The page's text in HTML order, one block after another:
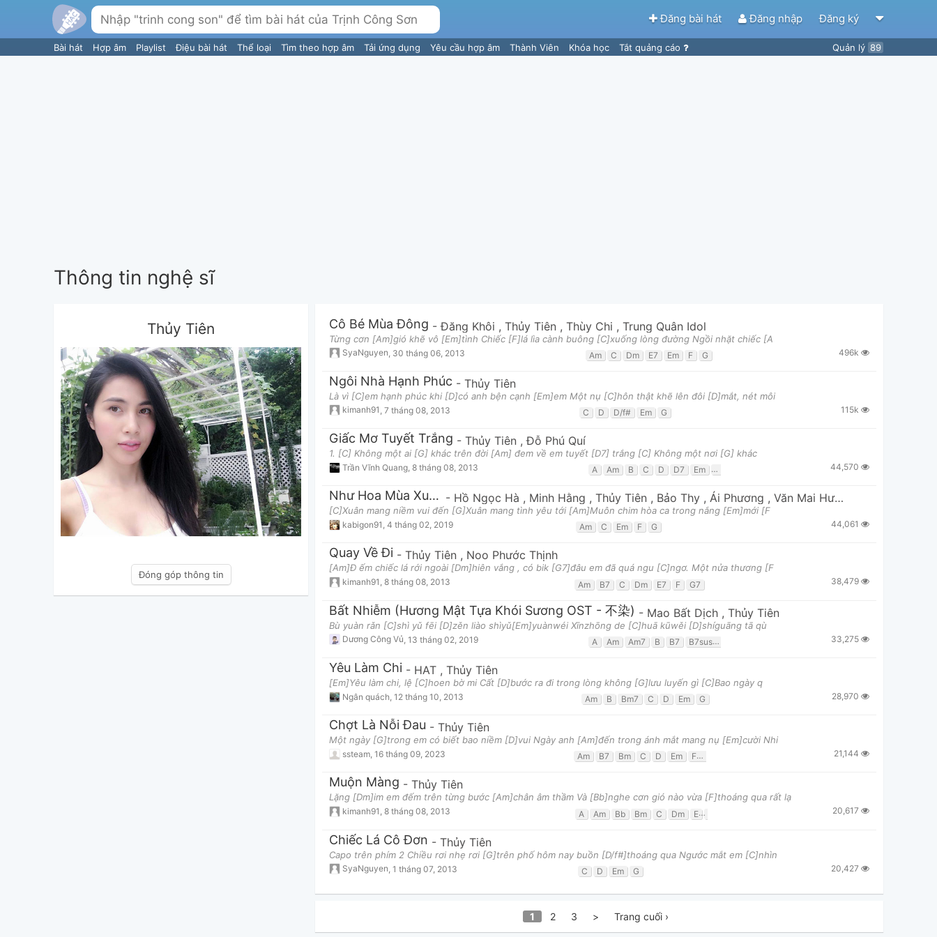
Đăng bài hát Đăng nhập Đăng ký
Bài hát Hợp âm Playlist Điệu bài hát Thể loại Tìm theo hợp âm Tải ứng dụng Yêu cầu hợp âm Thành Viên Khóa học Tắt quảng cáo Quản lý 89
Thông tin nghệ sĩ
Thủy Tiên
Đóng góp thông tin
Cô Bé Mùa Đông -Đăng Khôi , Thủy Tiên , Thùy Chi , Trung Quân Idol
Từng cơn [Am]gió khẽ vô [Em]tình Chiếc [F]lá lìa cành buông [C]xuống lòng đường Ngồi nhặt chiếc [A
SyaNguyen 30 tháng 06, 2013 Am C Dm E7 Em F G 496k
Ngôi Nhà Hạnh Phúc - Thủy Tiên
Là vì [C]em hạnh phúc khi [D]có anh bện cạnh [Em]em Một nụ [C]hôn thật khẽ lên đôi [D]mắt, nét môi
kimanh91 7 tháng 08, 2013 C D D/f# Em G 115k
Giấc Mơ Tuyết Trắng - Thủy Tiên ,Đỗ Phú Quí
1. [C] Không một ai [G] khác trên đời [Am] đem về em tuyết [D7] trắng [C] Không một nơi [G] khác
Trần Vĩnh Quang 8 tháng 08, 2013 A Am B C D D7 Em G 44,570
Như Hoa Mùa Xuân - Hồ Ngọc Hà , Minh Hằng ,Thủy Tiên , Bảo Thy ,Ái Phương ,Văn Mai Hương
[C]Xuân mang niềm vui đến [G]Xuân mang tình yêu tới [Am]Muôn chim hòa ca trong nắng [Em]mới [F
kabigon91 4 tháng 02, 2019 Am C Em F G 44,061
Quay Về Đi - Thủy Tiên , Noo Phước Thịnh
[Am]Đ ếm chiếc lá rới ngoài [Dm]hiên vắng , có bik [G7]đâu em đã quá ngu [C]ngơ. Một nửa thương [F
kimanh91 , 8 tháng 08, 2013 Am B7 C Dm E7 F G7 38,479
Bất Nhiễm (Hương Mật Tựa Khói Sương OST - 不染) - Mao Bất Dịch , Thủy Tiên
Bù yuàn rǎn [C]shì yǔ fēi [D]zěn liào shìyǔ[Em]yuànwéi Xīnzhōng de [C]huā kūwěi [D]shíguāng tā qù
Dương Công Vủ 13 tháng 02, 2019 A Am Am7 B B7 B7sus4 C#m7 Cmaj7
33,275
Yêu Làm Chi - HAT , Thủy Tiên
[Em]Yêu làm chi, lệ [C]hoen bờ mi Cất [D]bước ra đi trong lòng không [G]lưu luyến gì [C]Bao ngày q
Ngân quách 12 tháng 10, 2013 Am B Bm7 C D Em G 28,970
Chợt Là Nỗi Đau - Thủy Tiên
Một ngày [G]trong em có biết bao niềm [D]vui Ngày anh [Am]đến trong ánh mắt mang nụ [Em]cười Nhi
ssteam 16 tháng 09, 2023 Am B7 Bm C D Em F#m7b5 21,144
Muộn Màng - Thủy Tiên
Lặng [Dm]im em đếm trên từng bước [Am]chân âm thầm Và [Bb]nghe cơn gió nào vừa [F]thoáng qua rất lạ
kimanh91 , 8 tháng 08, 2013 A Am Bb Bm C Dm E 20,617
Chiếc Lá Cô Đơn - Thủy Tiên
Capo trên phím 2 Chiều rơi nhẹ rơi [G]trên phố hôm nay buồn [D/f#]thoáng qua Ngước mắt em [C]nhìn
SyaNguyen 1 tháng 07, 2013 C D Em G 20,427
1 2 3 > Trang cuối ›